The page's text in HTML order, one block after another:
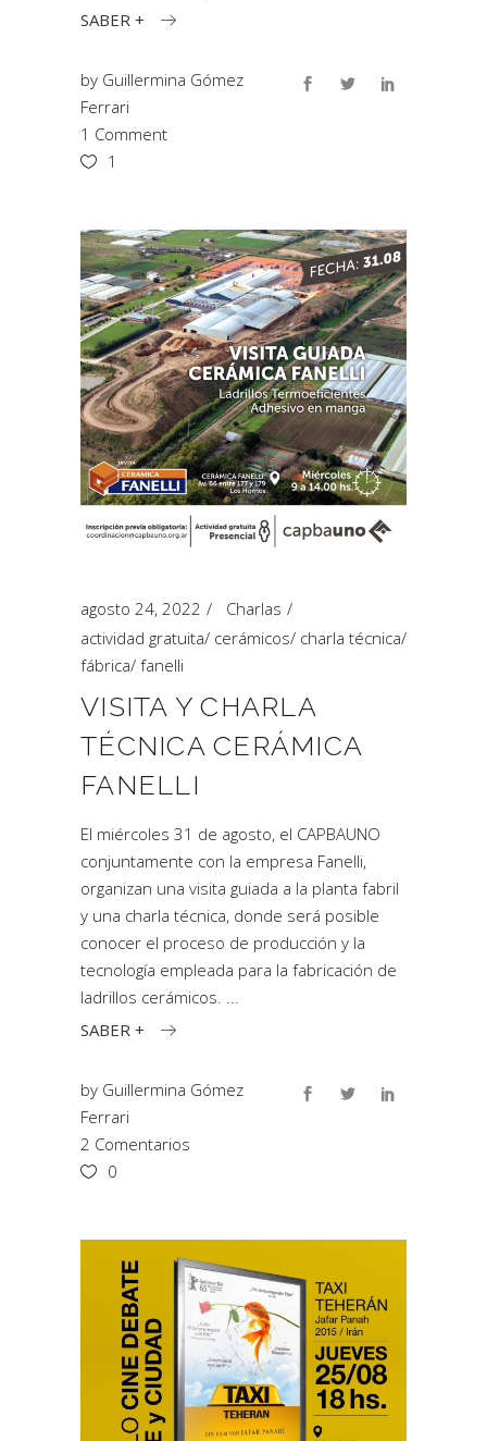
SABER +
by Guillermina Gómez
Ferrari
1 Comment
1
agosto 24, 2022
Charlas
actividad gratuita/ cerámicos/ charla técnica/
fábrica/ fanelli
VISITA Y CHARLA
TÉCNICA CERÁMICA
FANELLI
El miércoles 31 de agosto, el CAPBAUNO
conjuntamente con la empresa Fanelli,
organizan una visita guiada a la planta fabril
y una charla técnica, donde será posible
conocer el proceso de producción y la
tecnología empleada para la fabricación de
ladrillos cerámicos.
SABER +
by Guillermina Gómez
Ferrari
2 Comentarios
0